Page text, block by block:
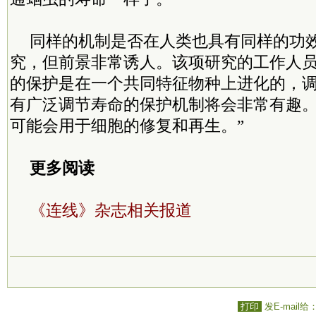
同样的机制是否在人类也具有同样的功
究，但前景非常诱人。该项研究的工作人
的保护是在一个共同特征物种上进化的，
有广泛调节寿命的保护机制将会非常有趣
可能会用于细胞的修复和再生。”
更多阅读
《连线》杂志相关报道
打印 发E-mail给